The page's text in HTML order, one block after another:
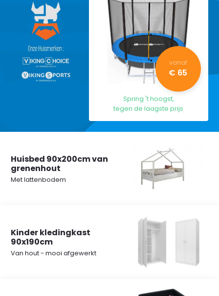
Huisbed 90x200cm van
grenenhout
Met lattenbodem
Kinder kledingkast
90x190cm
Van hout - mooi afgewerkt
vanaf
€ 65
Spring 't hoogst,
tegen de laagste prijs